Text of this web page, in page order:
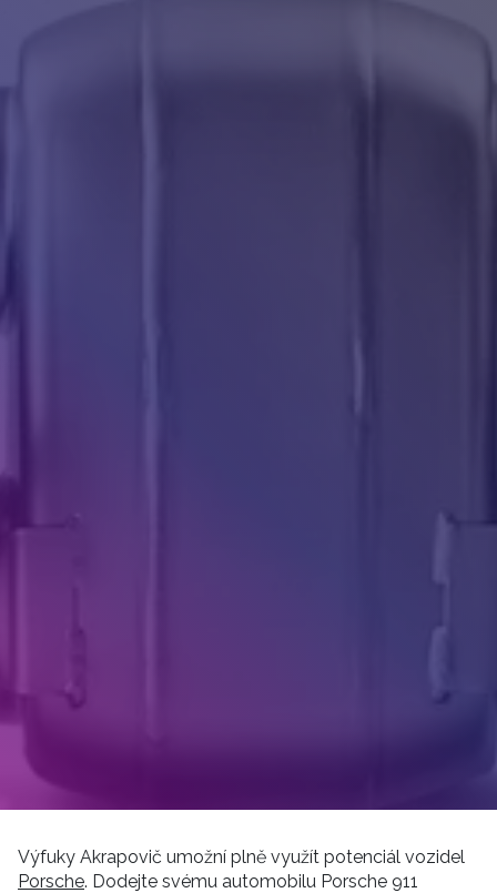
Výfuky Akrapovič umožní plně využít potenciál vozidel
Porsche. Dodejte svému automobilu Porsche 911